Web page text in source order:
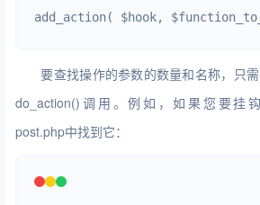
add_action( $hook,
要查找操作的参数的数量和名称，只
do_action()调用。例如，如果您要挂
post.php中找到它：